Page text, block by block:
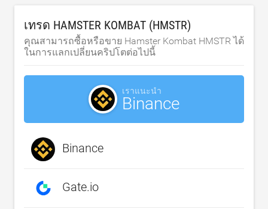
เทรด HAMSTER KOMBAT (HMSTR)
คุณสามารถซื้อหรือขาย Hamster Kombat HMSTR ได้
ในการแลกเปลี่ยนคริปโตต่อไปนี้
เราแนะนำ
Binance
Binance
Gate.io